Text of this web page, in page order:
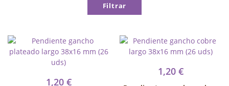
Filtrar
1,20 €
1,20 €